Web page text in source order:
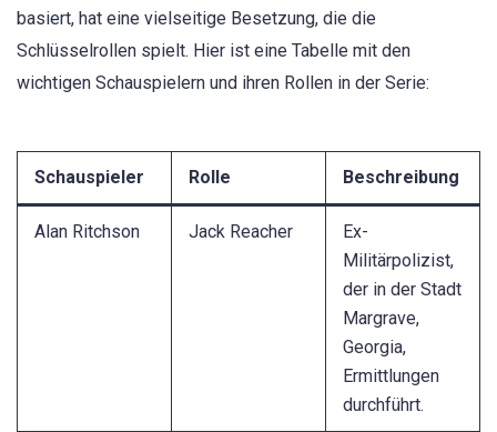
basiert, hat eine vielseitige Besetzung, die die
Schlüsselrollen spielt. Hier ist eine Tabelle mit den
wichtigen Schauspielern und ihren Rollen in der Serie:
Schauspieler Rolle Beschreibung
Alan Ritchson Jack Reacher
Ex-
Militärpolizist,
der in der Stadt
Margrave,
Georgia,
Ermittlungen
durchführt.